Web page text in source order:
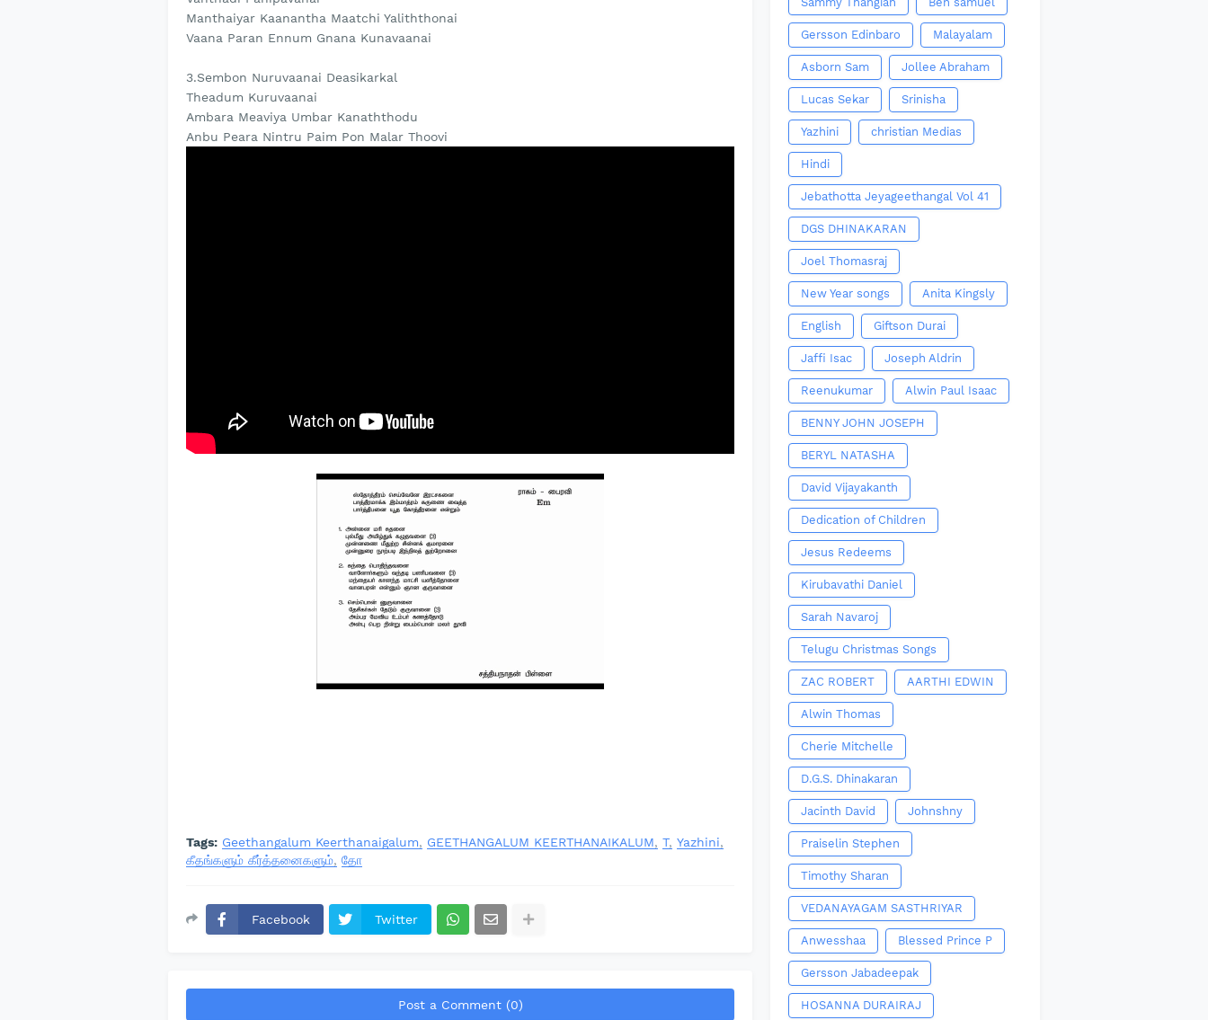
Manthaiyar Kaanantha Maatchi Yaliththonai
Vaana Paran Ennum Gnana Kunavaanai
3.Sembon Nuruvaanai Deasikarkal
Theadum Kuruvaanai
Ambara Meaviya Umbar Kanaththodu
Anbu Peara Nintru Paim Pon Malar Thoovi
Tags: Geethangalum Keerthanaigalum GEETHANGALUM KEERTHANAIKALUM T Yazhini
கீதங்களும் கீர்த்தனைகளும் தோ
Facebook Twitter
Post a Comment (0)
Gersson Edinbaro Malayalam
Asborn Sam Jollee Abraham
Lucas Sekar Srinisha
Yazhini christian Medias
Hindi
Jebathotta Jeyageethangal Vol 41
DGS DHINAKARAN
Joel Thomasraj
New Year songs Anita Kingsly
English Giftson Durai
Jaffi Isac Joseph Aldrin
Reenukumar Alwin Paul Isaac
BENNY JOHN JOSEPH
BERYL NATASHA
David Vijayakanth
Dedication of Children
Jesus Redeems
Kirubavathi Daniel
Sarah Navaroj
Telugu Christmas Songs
ZAC ROBERT AARTHI EDWIN
Alwin Thomas
Cherie Mitchelle
D.G.S. Dhinakaran
Jacinth David Johnshny
Praiselin Stephen
Timothy Sharan
VEDANAYAGAM SASTHRIYAR
Anwesshaa Blessed Prince P
Gersson Jabadeepak
HOSANNA DURAIRAJ